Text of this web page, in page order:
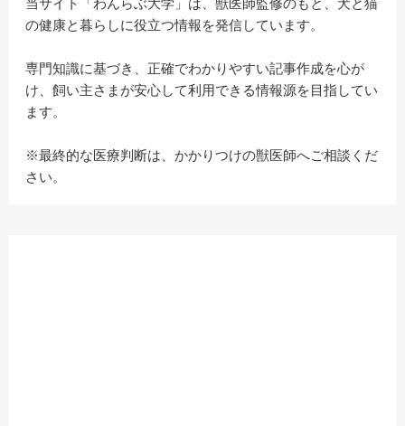
当サイト「わんらぶ大学」は、獣医師監修のもと、犬と猫
の健康と暮らしに役立つ情報を発信しています。
専門知識に基づき、正確でわかりやすい記事作成を心が
け、飼い主さまが安心して利用できる情報源を目指してい
ます。
※最終的な医療判断は、かかりつけの獣医師へご相談くだ
さい。